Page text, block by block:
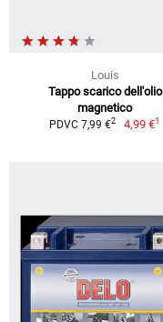
Louis
Tappo scarico dell'olio
magnetico
PDVC 7,99 €2 4,99 €1